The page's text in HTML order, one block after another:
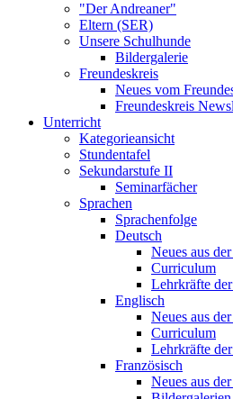
"Der Andreaner"
Eltern (SER)
Unsere Schulhunde
Bildergalerie
Freundeskreis
Neues vom
Freundeskreis
Unterricht
Kategorieansicht
Stundentafel
Sekundarstufe II
Seminarfächer
Sprachen
Sprachenfolge
Deutsch
Neues aus
Curriculum
Lehrkräfte
Englisch
Neues aus
Curriculum
Lehrkräfte
Französisch
Neues aus